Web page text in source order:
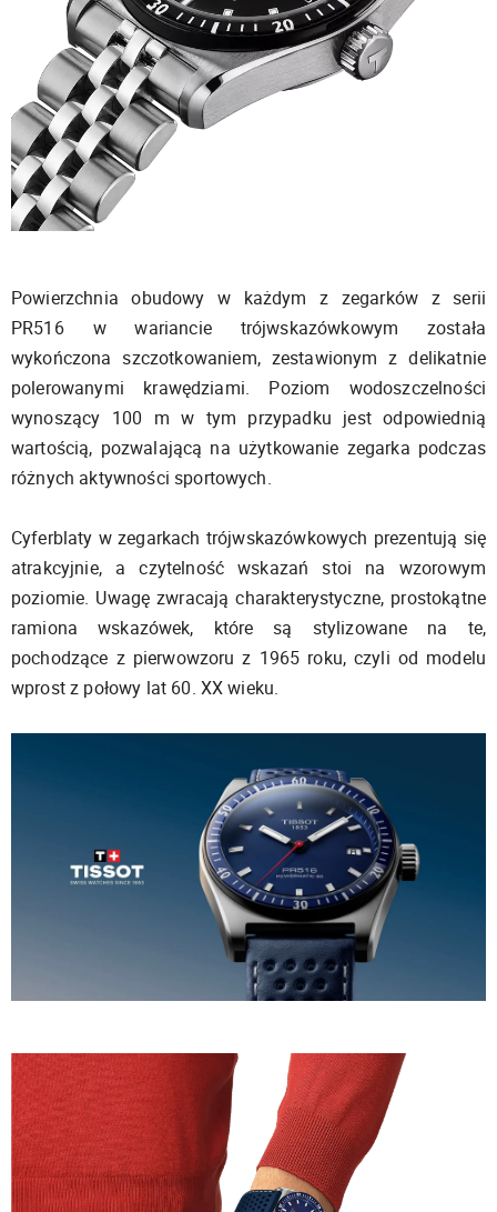
Powierzchnia obudowy w każdym z zegarków z serii
PR516 w wariancie trójwskazówkowym została
wykończona szczotkowaniem, zestawionym z delikatnie
polerowanymi krawędziami. Poziom wodoszczelności
wynoszący 100 m w tym przypadku jest odpowiednią
wartością, pozwalającą na użytkowanie zegarka podczas
różnych aktywności sportowych.
Cyferblaty w zegarkach trójwskazówkowych prezentują się
atrakcyjnie, a czytelność wskazań stoi na wzorowym
poziomie. Uwagę zwracają charakterystyczne, prostokątne
ramiona wskazówek, które są stylizowane na te,
pochodzące z pierwowzoru z 1965 roku, czyli od modelu
wprost z połowy lat 60. XX wieku.